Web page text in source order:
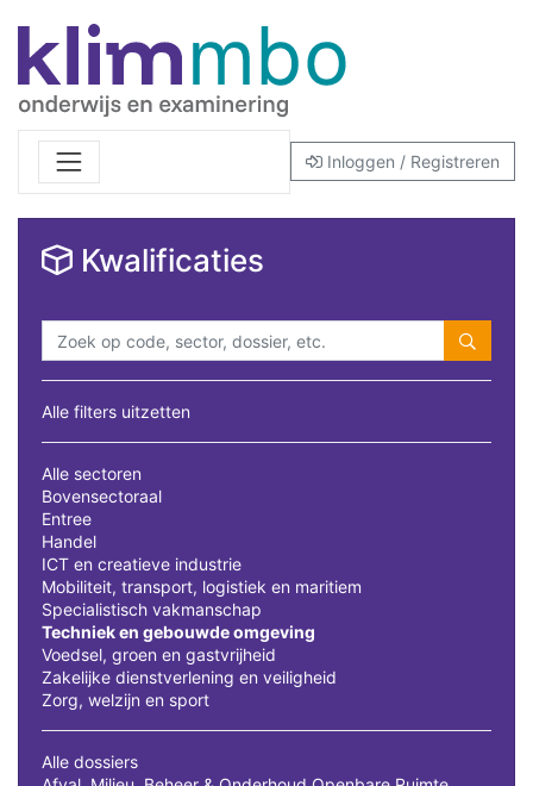
Inloggen / Registreren
Kwalificaties
Alle filters uitzetten
Alle sectoren
Bovensectoraal
Entree
Handel
ICT en creatieve industrie
Mobiliteit, transport, logistiek en maritiem
Specialistisch vakmanschap
Techniek en gebouwde omgeving
Voedsel, groen en gastvrijheid
Zakelijke dienstverlening en veiligheid
Zorg, welzijn en sport
Alle dossiers